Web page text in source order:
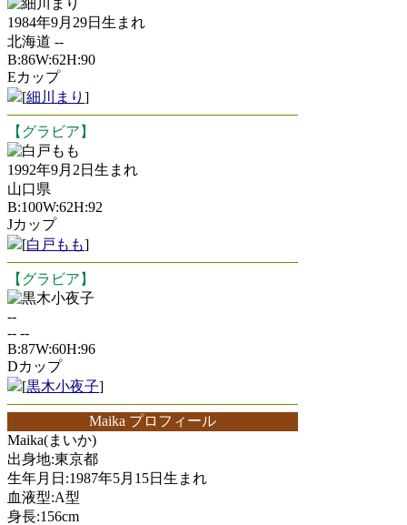
細川まり
1984年9月29日生まれ
北海道 --
B:86W:62H:90
Eカップ
[細川まり ]
【グラビア】
白戸もも
1992年9月2日生まれ
山口県
B:100W:62H:92
Jカップ
[白戸もも]
【グラビア】
黒木小夜子
--
-- --
B:87W:60H:96
Dカップ
[黒木小夜子]
Maika プロフィール
Maika(まいか)
出身地:東京都
生年月日:1987年5月15日生まれ
血液型:A型
身長:156cm